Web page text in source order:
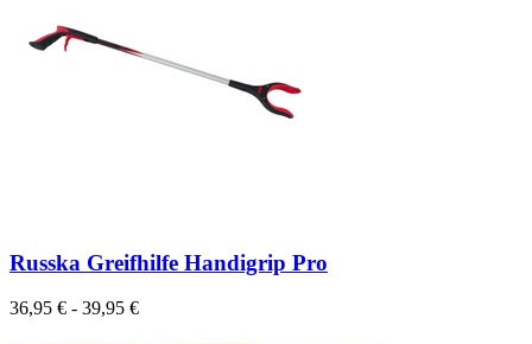
Russka Greifhilfe Handigrip Pro
36,95 € - 39,95 €